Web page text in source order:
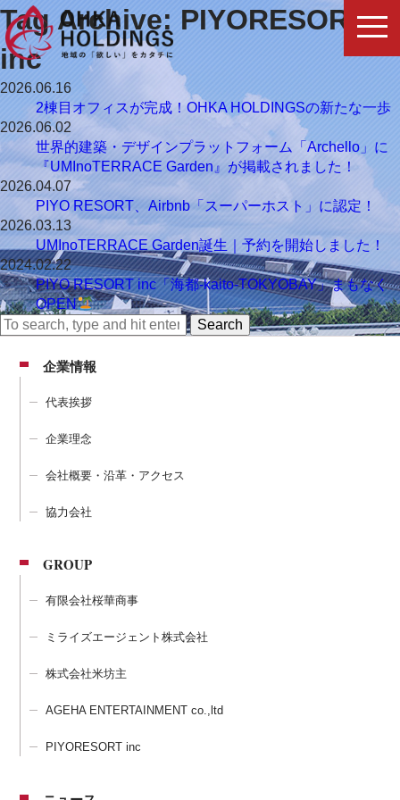
Tag Archive: PIYORESORT
inc
2026.06.16
2棟目オフィスが完成！OHKA HOLDINGSの新たな一歩
2026.06.02
世界的建築・デザインプラットフォーム「Archello」に
『UMInoTERRACE Garden』が掲載されました！
2026.04.07
PIYO RESORT、Airbnb「スーパーホスト」に認定！
2026.03.13
UMInoTERRACE Garden誕生｜予約を開始しました！
2024.02.22
PIYO RESORT inc「海都-kaito-TOKYOBAY」まもなく
OPEN
Search
企業情報
代表挨拶
企業理念
会社概要・沿革・アクセス
協力会社
GROUP
有限会社桜華商事
ミライズエージェント株式会社
株式会社米坊主
AGEHA ENTERTAINMENT co.,ltd
PIYORESORT inc